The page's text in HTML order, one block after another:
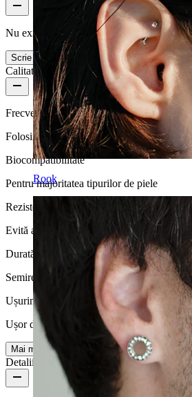
Rook
Nu există încă review-uri pentru acest
Scrie un review
Calitatea produsului
Frecvență purtare
Folosire ocazională
Biocompatibilitate
Pentru majoritatea tipurilor de piele
Rezistență la apă
Evită apa
Durată de viață
Semirezistentă
Ușurință utilizare
Ușor de utilizat
Mai multe
Detalii produs